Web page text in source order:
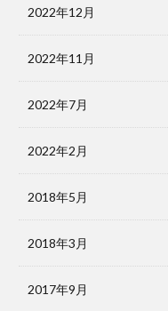
2022年12月
2022年11月
2022年7月
2022年2月
2018年5月
2018年3月
2017年9月